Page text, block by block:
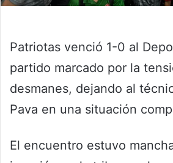
Patriotas venció 1-0 al
partido marcado por la
desmanes, dejando al
Pava en una situación
El encuentro estuvo